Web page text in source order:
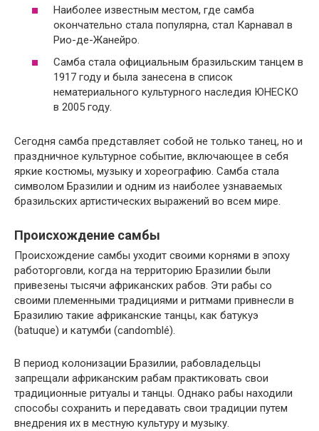
Наиболее известным местом, где самба
окончательно стала популярна, стал Карнавал в
Рио-де-Жанейро.
Самба стала официальным бразильским танцем в
1917 году и была занесена в список
нематериального культурного наследия ЮНЕСКО
в 2005 году.
Сегодня самба представляет собой не только танец, но и
праздничное культурное событие, включающее в себя
яркие костюмы, музыку и хореографию. Самба стала
символом Бразилии и одним из наиболее узнаваемых
бразильских артистических выражений во всем мире.
Происхождение самбы
Происхождение самбы уходит своими корнями в эпоху
работорговли, когда на территорию Бразилии были
привезены тысячи африканских рабов. Эти рабы со
своими племенными традициями и ритмами привнесли в
Бразилию такие африканские танцы, как батукуэ
(batuque) и катумби (candomblé).
В период колонизации Бразилии, рабовладельцы
запрещали африканским рабам практиковать свои
традиционные ритуалы и танцы. Однако рабы находили
способы сохранить и передавать свои традиции путем
внедрения их в местную культуру и музыку.